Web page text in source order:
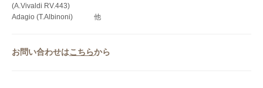
(A.Vivaldi RV.443)
Adagio (T.Albinoni) 他
お問い合わせはこちらから